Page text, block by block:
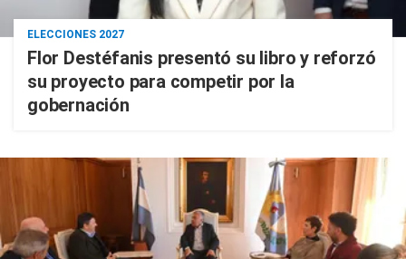
ELECCIONES 2027
Flor Destéfanis presentó su libro y reforzó
su proyecto para competir por la
gobernación